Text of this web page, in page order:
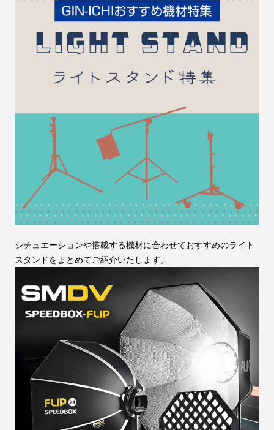
シチュエーションや搭載する機材に合わせておすすめのライト
スタンドをまとめてご紹介いたします。